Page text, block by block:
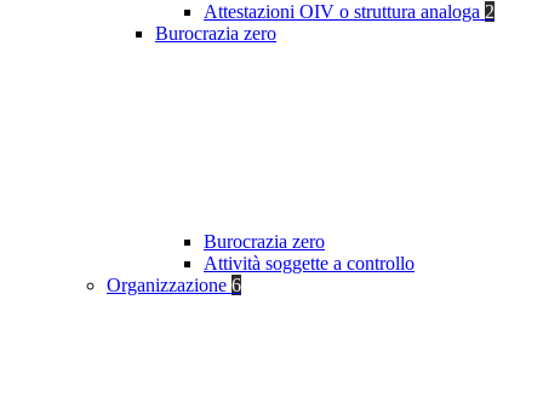
Attestazioni OIV o struttura analoga 2
Burocrazia zero
Burocrazia zero
Attività soggette a controllo
Organizzazione 6